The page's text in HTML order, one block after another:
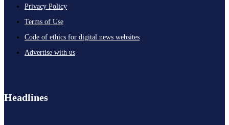
Privacy Policy
Terms of Use
Code of ethics for digital news websites
Advertise with us
Headlines